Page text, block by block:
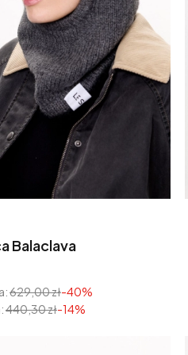
Balaclava
629,00 zł-40%
440,30 zł-14%